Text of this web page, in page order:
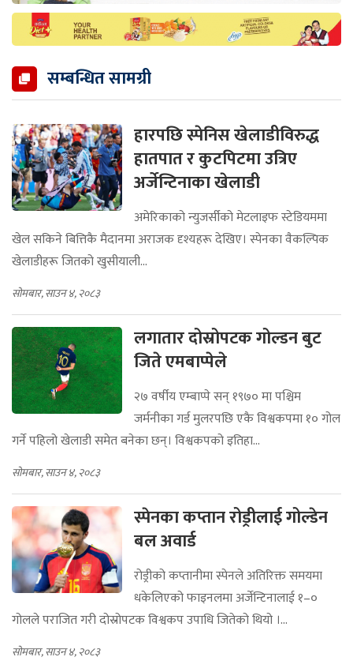
सम्बन्धित सामग्री
हारपछि स्पेनिस खेलाडीविरुद्ध
हातपात र कुटपिटमा उत्रिए
अर्जेन्टिनाका खेलाडी
अमेरिकाको न्युजर्सीको मेटलाइफ स्टेडियममा
खेल सकिने बित्तिकै मैदानमा अराजक दृश्यहरू देखिए। स्पेनका वैकल्पिक
खेलाडीहरू जितको खुसीयाली...
सोमबार, साउन ४, २०८३
लगातार दोस्रोपटक गोल्डन बुट
जिते एमबाप्पेले
२७ वर्षीय एम्बाप्पे सन् १९७० मा पश्चिम
जर्मनीका गर्ड मुलरपछि एकै विश्वकपमा १० गोल
गर्ने पहिलो खेलाडी समेत बनेका छन्। विश्वकपको इतिहा...
सोमबार, साउन ४, २०८३
स्पेनका कप्तान रोड्रीलाई गोल्डेन
बल अवार्ड
रोड्रीको कप्तानीमा स्पेनले अतिरिक्त समयमा
धकेलिएको फाइनलमा अर्जेन्टिनालाई १–०
गोलले पराजित गरी दोस्रोपटक विश्वकप उपाधि जितेको थियो ।...
सोमबार, साउन ४, २०८३